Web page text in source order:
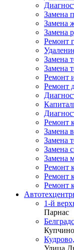
Замена
Замена
Замена
Ремонт
Замена
Замена
Ремонт
Ремонт
Ремонт
Замена
Замена
Замена
Замена
Ремонт
Ремонт
Ремонт
1-й
Парнас
Улица